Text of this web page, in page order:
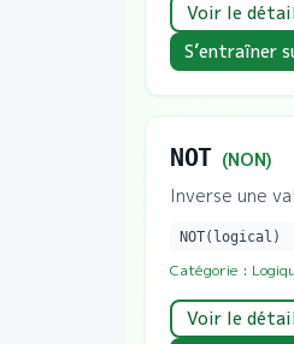
Voir le
S’entraîner
NOT (NON)
Inverse une
NOT(logical)
Catégorie :
Voir le